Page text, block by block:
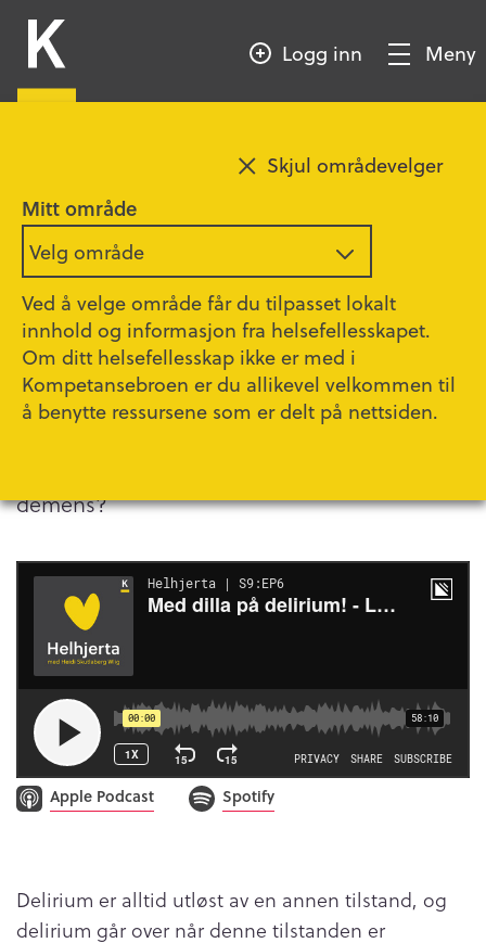
Mitt område
Velg område
Ved å velge område får du tilpasset lokalt
innhold og informasjon fra helsefellesskapet.
Om ditt helsefellesskap ikke er med i
Kompetansebroen er du allikevel velkommen til
å benytte ressursene som er delt på nettsiden.
Skjul områdevelger
HOVEDINNHOLD
KompetansebroenLogg inn
Vis/SkjulMeny
Med dilla på delirium!
58:10
Verdens deliriumdag markeres 15 mars, og
Leiv Otto Wathne sier selv at han har dilla på
delirium. Men hva er egentlig delirium, og
hvordan kan man vite om pasienten har
demens?
Apple Podcast Spotify
Delirium er alltid utløst av en annen tilstand, og
delirium går over når denne tilstanden er